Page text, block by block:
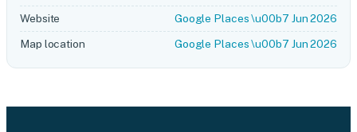
Website
Google Places \u00b7 Jun 2026
Map location
Google Places \u00b7 Jun 2026